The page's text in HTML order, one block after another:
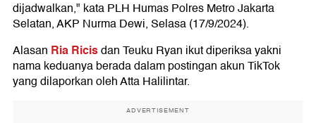
dijadwalkan," kata PLH Humas Polres Metro Jakarta
Selatan, AKP Nurma Dewi, Selasa (17/9/2024).
Alasan Ria Ricisdan Teuku Ryan ikut diperiksa yakni
nama keduanya berada dalam postingan akun TikTok
yang dilaporkan oleh Atta Halilintar.
ADVERTISEMENT